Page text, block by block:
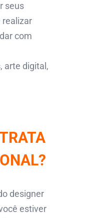
seus
realizar
com
arte digital,
designer
estiver